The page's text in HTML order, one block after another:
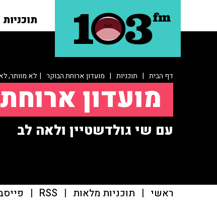
תוכניות
דף הבית | תוכניות | מועדון ארוחת הבוקר | לא מוותר,
מועדון
עם שי גולדשטיין ולאה לב
ראשי | תוכניות מלאות |
RSS
|